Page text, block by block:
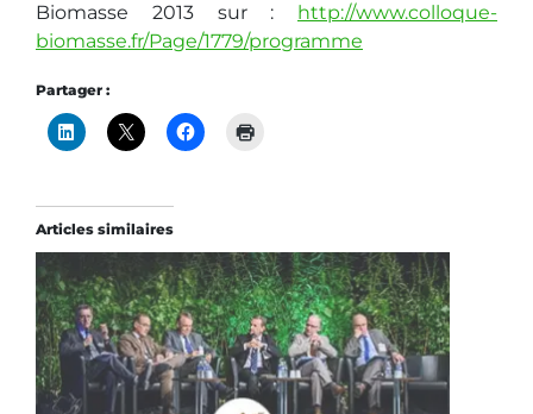
Biomasse 2013 sur :
http://www.colloque-
biomasse.fr/Page/1779/programme
Partager :
Articles similaires